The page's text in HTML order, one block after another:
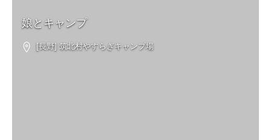
娘とキャンプ
[長野] 筑北村やすらぎキャンプ場